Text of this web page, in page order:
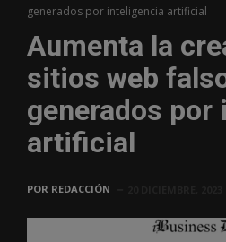
generados por inteligencia artificial
Aumenta la
sitios web
generados por
artificial
POR REDACCIÓN